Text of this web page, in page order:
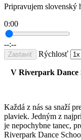
Pripravujem slovenský
0:00
--:--
Zastaviť Rýchlosť
V Riverpark Dance
Každá z nás sa snaží
plaviek. Jedným z
je nepochybne tanec,
Riverpark Dance